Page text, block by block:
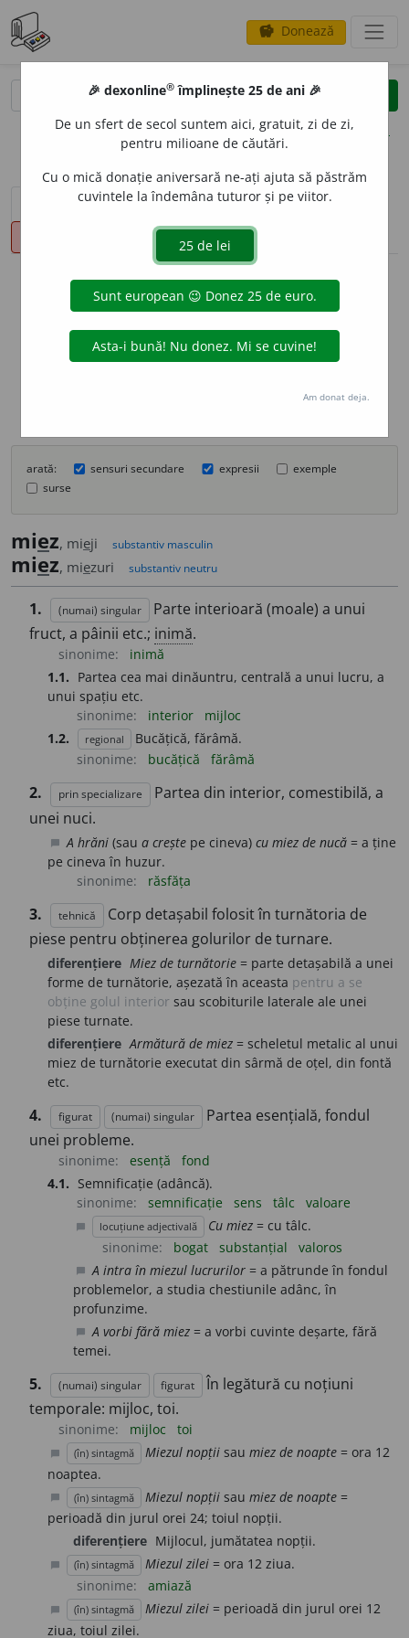
savings Donează
clear
opțiuni
sinteza definițiilor (1) definiții (32)
declinări
info
Aceste definiții sunt compilate de
echipa dexonline. Definițiile
originale se află pe filadefiniții.
Puteți reordona filele pe pagina de
arată: sensuri secundare expresii
exemple
surse
miez, mieji substantiv masculin
miez, miezuri substantiv neutru
1. (numai) singular
Parte interioară (moale) a unui
fruct, a pâinii etc.; inimă.
sinonime:
inimă
1.1. Partea cea mai dinăuntru, centrală a unui lucru, a
unui spațiu etc.
sinonime:
interior
mijloc
1.2.
regional
Bucățică, fărâmă.
sinonime:
bucățică fărâmă
2. prin specializare
Partea din interior, comestibilă, a
unei nuci.
chat_bubble A hrăni (saua crește pe cineva)cu miez de nucă = a ține
pe cineva în huzur.
sinonime:
răsfăța
3. tehnică
Corp detașabil folosit în turnătoria de
piese pentru obținerea golurilor de turnare.
diferențiere Miez de turnătorie = parte detașabilă a unei
forme de turnătorie, așezată în aceasta pentru a se
obține golul interior sau scobiturile laterale ale unei
piese turnate.
diferențiere Armătură de miez = scheletul metalic al unui
miez de turnătorie executat din sârmă de oțel, din fontă
etc.
4. figurat (numai) singular
Partea esențială, fondul
unei probleme.
sinonime: esență
fond
4.1. Semnificație (adâncă).
sinonime:
semnificație sens tâlc valoare
locuțiune adjectivală Cu miez = cu tâlc.
sinonime:
bogat substanțial valoros
chat_bubble A intra în miezul lucrurilor = a pătrunde în fondul
problemelor, a studia chestiunile adânc, în
profunzime.
chat_bubble A vorbi fără miez = a vorbi cuvinte deșarte, fără
temei.
5. (numai) singular figurat
În legătură cu noțiuni
temporale: mijloc, toi.
sinonime: mijloc toi
(în) sintagmă Miezul nopții sau miez de noapte = ora 12
noaptea.
chat_bubble (în) sintagmă Miezul nopții sau miez de noapte =
perioadă din jurul orei 24; toiul nopții.
diferențiere Mijlocul, jumătatea nopții.
(în) sintagmă Miezul zilei = ora 12 ziua.
sinonime:
amiază
(în) sintagmă Miezul zilei = perioadă din jurul orei 12
ziua, toiul zilei.
🎉 dexonline® împlinește 25 de ani 🎉
De un sfert de secol suntem aici, gratuit, zi de zi,
pentru milioane de căutări.
Cu o mică donație aniversară ne-ați ajuta să păstrăm
cuvintele la îndemâna tuturor și pe viitor.
Am donat deja.